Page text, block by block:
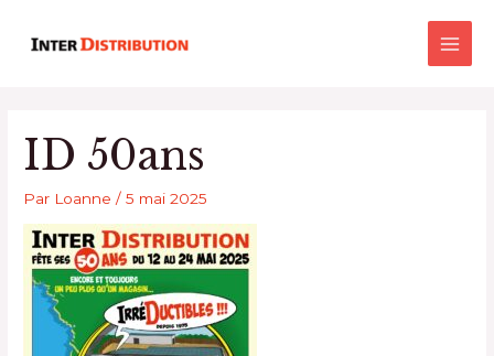
Main
ID 50ans
Par Loanne/5 mai 2025